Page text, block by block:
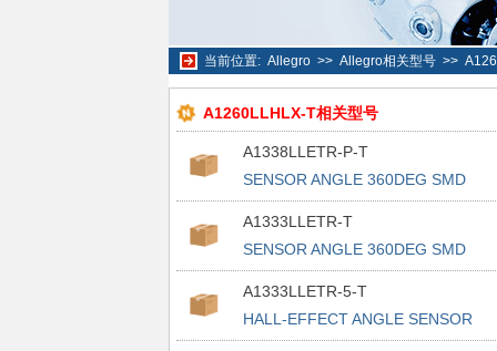
当前位置: Allegro>> Allegro相关型号>>
A1260LLHLX-T相关型号
A1338LLETR-P-T
SENSOR ANGLE 360DEG SMD
A1333LLETR-T
SENSOR ANGLE 360DEG SMD
A1333LLETR-5-T
HALL-EFFECT ANGLE SENSOR